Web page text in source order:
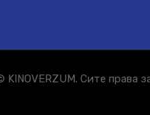
KINOVERZUM. Сите права